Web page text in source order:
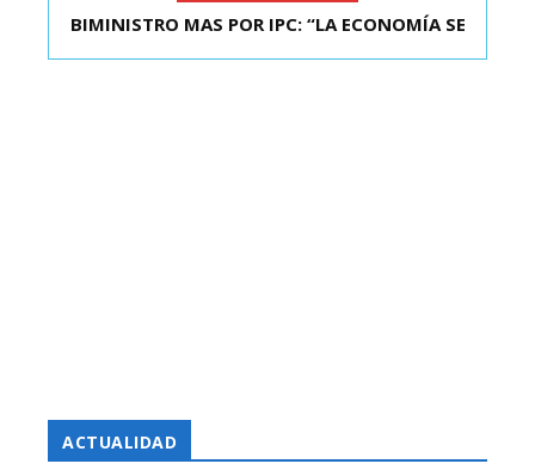
KAST SE REUNIÓ CON EL PRESIDENTE ELECTO DE
BIMINISTRO MAS POR IPC: “LA ECONOMÍA SE
ACTUALIDAD